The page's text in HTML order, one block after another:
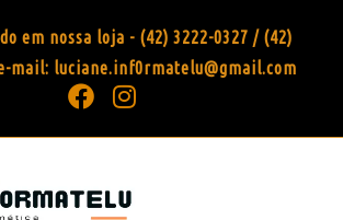
em nossa loja - (42) 3222-0327 / (42)
mail: luciane.inf0rmatelu@gmail.com